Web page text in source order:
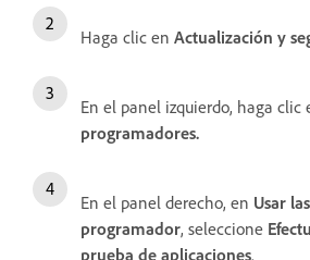
Haga clic en Actualización y
En el panel izquierdo, haga clic
programadores.
En el panel derecho, en Usar
programador, seleccione
prueba de aplicaciones.